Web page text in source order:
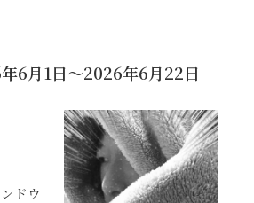
6月1日～2026年6月22日
ドウ